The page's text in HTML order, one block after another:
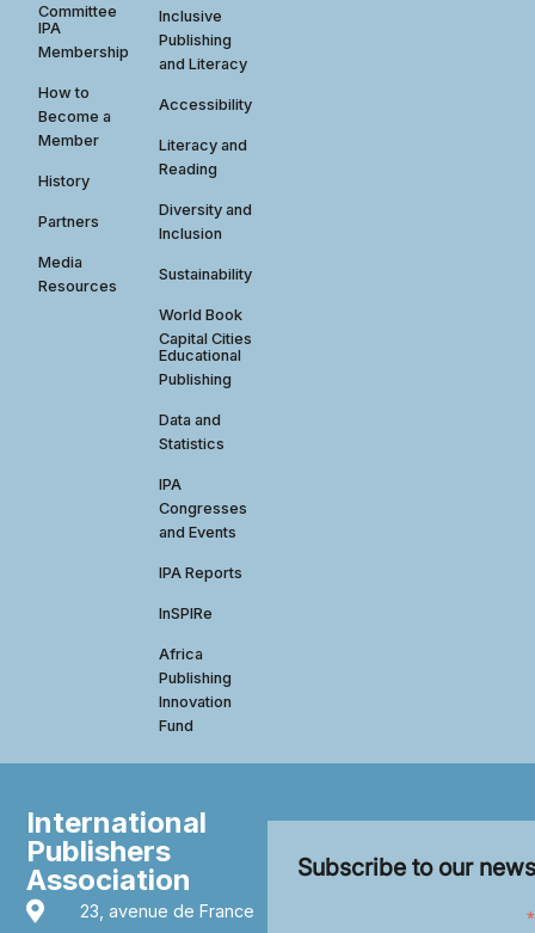
Committee
IPA
Membership
How to
Become a
Member
History
Partners
Media
Resources
Inclusive
Publishing
and Literacy
Accessibility
Literacy and
Reading
Diversity and
Inclusion
Sustainability
World Book
Capital Cities
Educational
Publishing
Data and
Statistics
IPA
Congresses
and Events
IPA Reports
InSPIRe
Africa
Publishing
Innovation
Fund
International
Publishers
Association
23, avenue de France
Subscribe to our
*